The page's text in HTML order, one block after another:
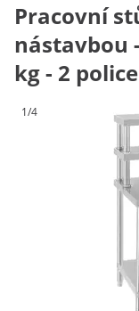
Pracovní
nástavbou
kg - 2
1/4